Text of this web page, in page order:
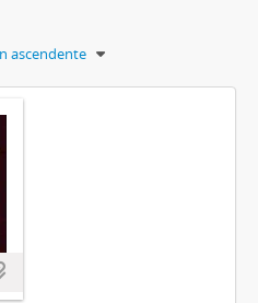
ascendente